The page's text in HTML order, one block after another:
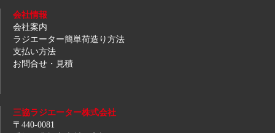
会社情報
会社案内
ラジエーター簡単荷造り方法
支払い方法
お問合せ・見積
三協ラジエーター株式会社
〒440-0081